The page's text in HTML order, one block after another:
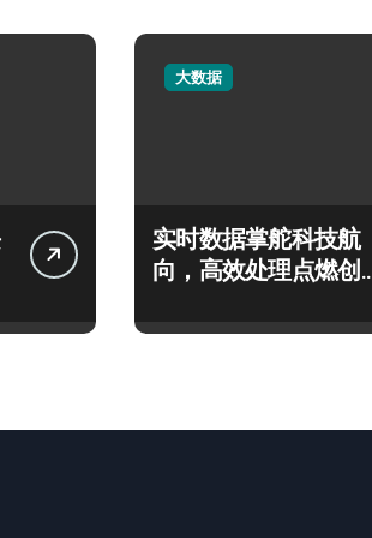
大数据
实时数据掌舵科技航
向，高效处理点燃创